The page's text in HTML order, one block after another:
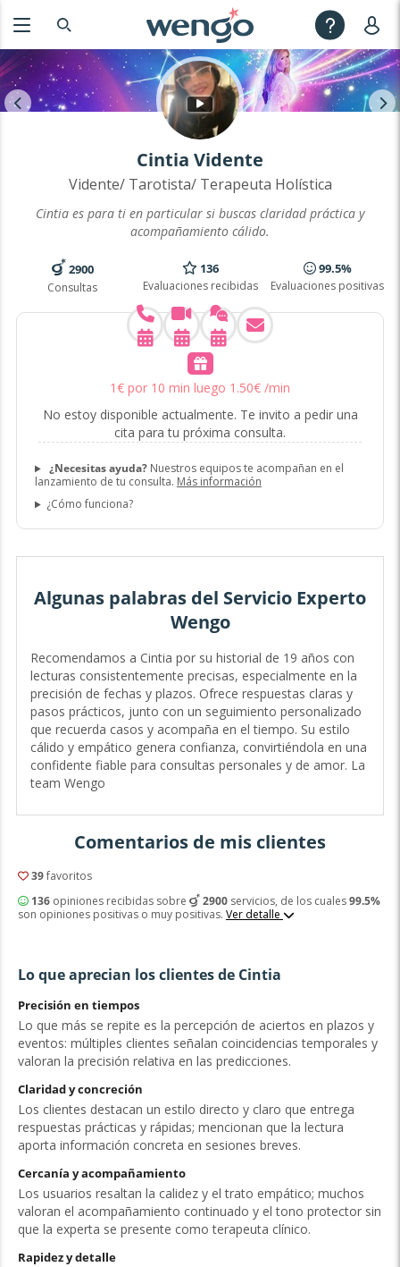
Cintia Vidente
Vidente/ Tarotista/ Terapeuta Holística
Cintia es para ti en particular si buscas claridad práctica y
acompañamiento cálido.
2900
Consultas
136
Evaluaciones recibidas
99.5%
Evaluaciones positivas
1€ por 10 min luego 1 .50€ /min
No estoy disponible actualmente. Te invito a pedir una
cita para tu próxima consulta.
¿Necesitas ayuda?Nuestros equipos te acompañan en el
lanzamiento de tu consulta. Más información
¿Cómo funciona?
Algunas palabras del Servicio Experto
Wengo
Recomendamos a Cintia por su historial de 19 años con
lecturas consistentemente precisas, especialmente en la
precisión de fechas y plazos. Ofrece respuestas claras y
pasos prácticos, junto con un seguimiento personalizado
que recuerda casos y acompaña en el tiempo. Su estilo
cálido y empático genera confianza, convirtiéndola en una
confidente fiable para consultas personales y de amor. La
team Wengo
Comentarios de mis clientes
39favoritos
136opiniones recibidas sobre 2900servicios, de los cuales99.5%
son opiniones positivas o muy positivas. Ver detalle
Lo que aprecian los clientes de Cintia
Precisión en tiempos
Lo que más se repite es la percepción de aciertos en plazos y
eventos: múltiples clientes señalan coincidencias temporales y
valoran la precisión relativa en las predicciones.
Claridad y concreción
Los clientes destacan un estilo directo y claro que entrega
respuestas prácticas y rápidas; mencionan que la lectura
aporta información concreta en sesiones breves.
Cercanía y acompañamiento
Los usuarios resaltan la calidez y el trato empático; muchos
valoran el acompañamiento continuado y el tono protector sin
que la experta se presente como terapeuta clínico.
Rapidez y detalle